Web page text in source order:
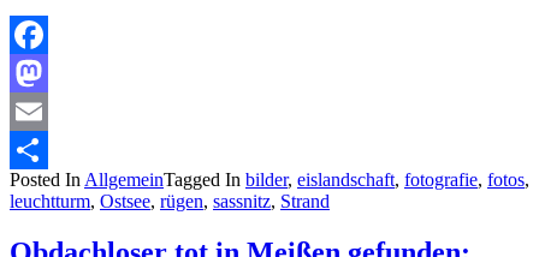
Facebook
Mastodon
Email
Teilen
Posted In AllgemeinTagged In bilder, eislandschaft, fotografie, fotos,
leuchtturm, Ostsee, rügen, sassnitz, Strand